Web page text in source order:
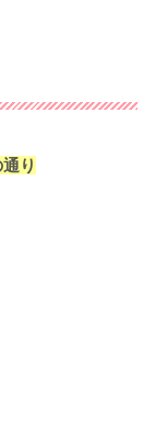
り